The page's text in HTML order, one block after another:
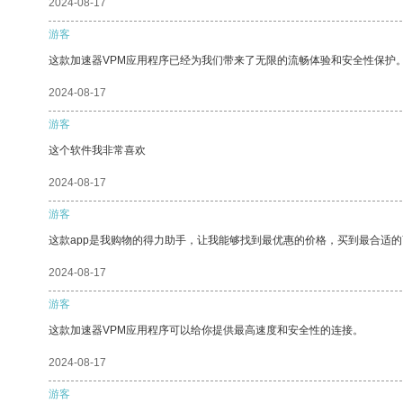
2024-08-17
游客
这款加速器VPM应用程序已经为我们带来了无限的流畅体验和安全性保护。
2024-08-17
游客
这个软件我非常喜欢
2024-08-17
游客
这款app是我购物的得力助手，让我能够找到最优惠的价格，买到最合适的
2024-08-17
游客
这款加速器VPM应用程序可以给你提供最高速度和安全性的连接。
2024-08-17
游客